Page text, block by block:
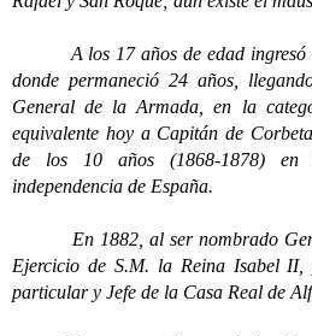
A los 17 años de edad ingresó
donde permaneció 24 años,
General de la Armada, en la
equivalente hoy a Capitán de
de los 10 años (1868-1878)
independencia de España.
En 1882, al ser nombrado
Ejercicio de S.M. la Reina Isabel II,
particular y Jefe de la Casa Real de